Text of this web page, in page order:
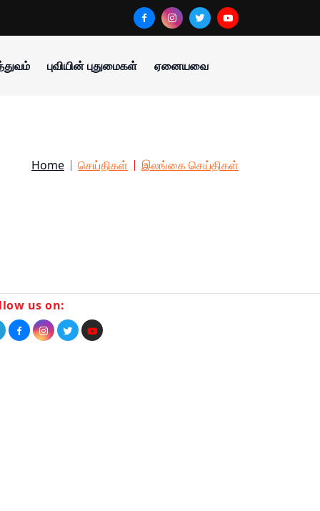
புவியின் புதுமைகள் ஏனையவை
Home செய்திகள் இலங்கை செய்திகள்
us on: